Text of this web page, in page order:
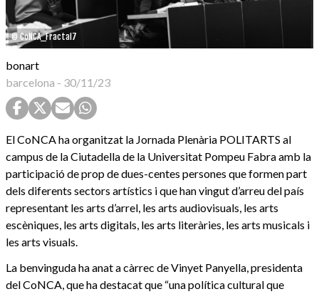
© CoNCA_Fractal7
bonart
barcelona - 30/11/23
El CoNCA ha organitzat la Jornada Plenària POLITARTS al
campus de la Ciutadella de la Universitat Pompeu Fabra amb la
participació de prop de dues-centes persones que formen part
dels diferents sectors artístics i que han vingut d’arreu del país
representant les arts d’arrel, les arts audiovisuals, les arts
escèniques, les arts digitals, les arts literàries, les arts musicals i
les arts visuals.
La benvinguda ha anat a càrrec de Vinyet Panyella, presidenta
del CoNCA, que ha destacat que “una política cultural que